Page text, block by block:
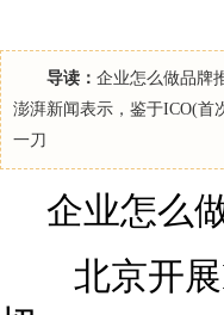
导读： 企业怎么做品牌
澎湃新闻表示，鉴于ICO(首
一刀
企业怎么做
北京开展